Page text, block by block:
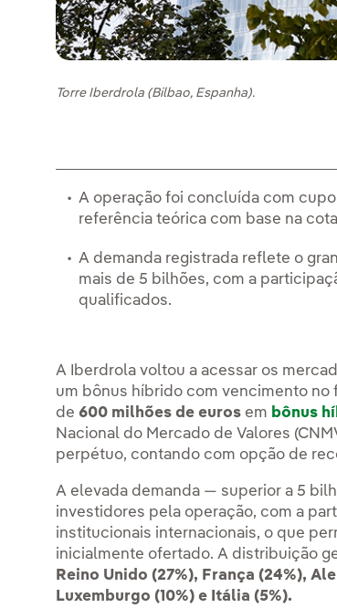
Torre Iberdrola (Bilbao, Espanha).
A operação foi concluída com
referência teórica com base na
A demanda registrada reflete o
mais de 5 bilhões, com a
qualificados.
A Iberdrola voltou a acessar os
um bônus híbrido com vencimento no
de 600 milhões de euros em bônus
Nacional do Mercado de Valores
perpétuo, contando com opção de
A elevada demanda — superior a 5
investidores pela operação, com a
institucionais internacionais, o que
inicialmente ofertado. A distribuição
Reino Unido (27%), França (24%),
Luxemburgo (10%) e Itália (5%).